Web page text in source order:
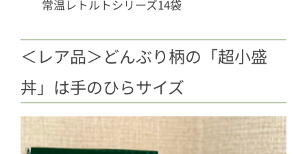
常温レトルトシリーズ14袋
＜レア品＞どんぶり柄の「超小盛
丼」は手のひらサイズ